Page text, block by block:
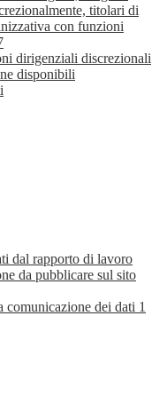
titolari di
con funzioni
dirigenziali discrezionali
disponibili
dal rapporto di lavoro
da pubblicare sul sito
comunicazione dei dati 1